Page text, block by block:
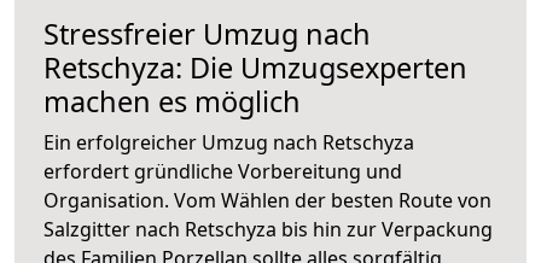
Stressfreier Umzug nach
Retschyza: Die Umzugsexperten
machen es möglich
Ein erfolgreicher Umzug nach Retschyza
erfordert gründliche Vorbereitung und
Organisation. Vom Wählen der besten Route von
Salzgitter nach Retschyza bis hin zur Verpackung